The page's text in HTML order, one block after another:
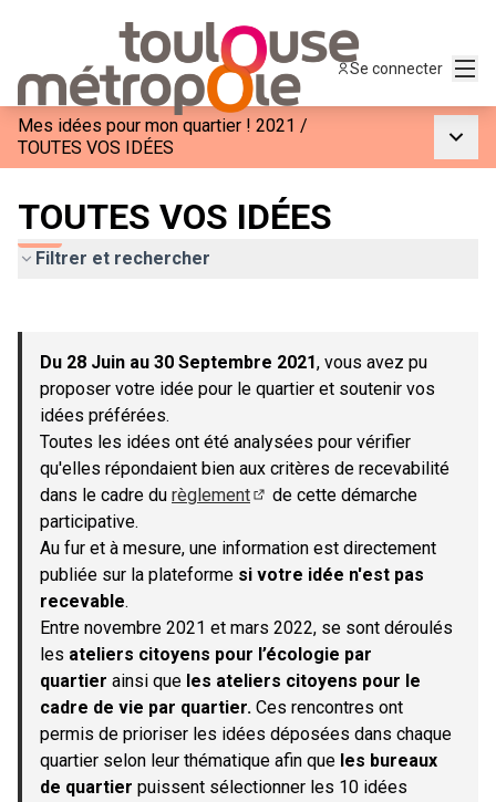
Se connecter
Mes idées pour mon quartier ! 2021 /
TOUTES VOS IDÉES
TOUTES VOS IDÉES
Filtrer et rechercher
−
Du 28 Juin au 30 Septembre 2021, vous avez pu
proposer votre idée pour le quartier et soutenir vos
idées préférées.
Toutes les idées ont été analysées pour vérifier
qu'elles répondaient bien aux critères de recevabilité
dans le cadre du règlement
de cette démarche
participative.
Au fur et à mesure, une information est directement
publiée sur la plateforme si votre idée n'est pas
recevable.
Entre novembre 2021 et mars 2022, se sont déroulés
les ateliers citoyens pour l’écologie par
quartier ainsi que les ateliers citoyens pour le
cadre de vie par quartier. Ces rencontres ont
permis de prioriser les idées déposées dans chaque
quartier selon leur thématique afin que les bureaux
de quartier puissent sélectionner les 10 idées